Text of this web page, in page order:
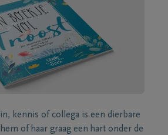
kennis of collega is een dierbare
of haar graag een hart onder de